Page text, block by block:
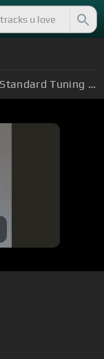
Standard Tuning (EADGBE)